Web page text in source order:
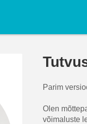
Parim
Olen
võimaluste